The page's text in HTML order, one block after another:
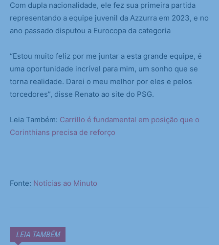
Com dupla nacionalidade, ele fez sua primeira partida
representando a equipe juvenil da Azzurra em 2023, e no
ano passado disputou a Eurocopa da categoria
“Estou muito feliz por me juntar a esta grande equipe, é
uma oportunidade incrível para mim, um sonho que se
torna realidade. Darei o meu melhor por eles e pelos
torcedores”, disse Renato ao site do PSG.
Leia Também: Carrillo é fundamental em posição que o
Corinthians precisa de reforço
Fonte: Notícias ao Minuto
LEIA TAMBÉM